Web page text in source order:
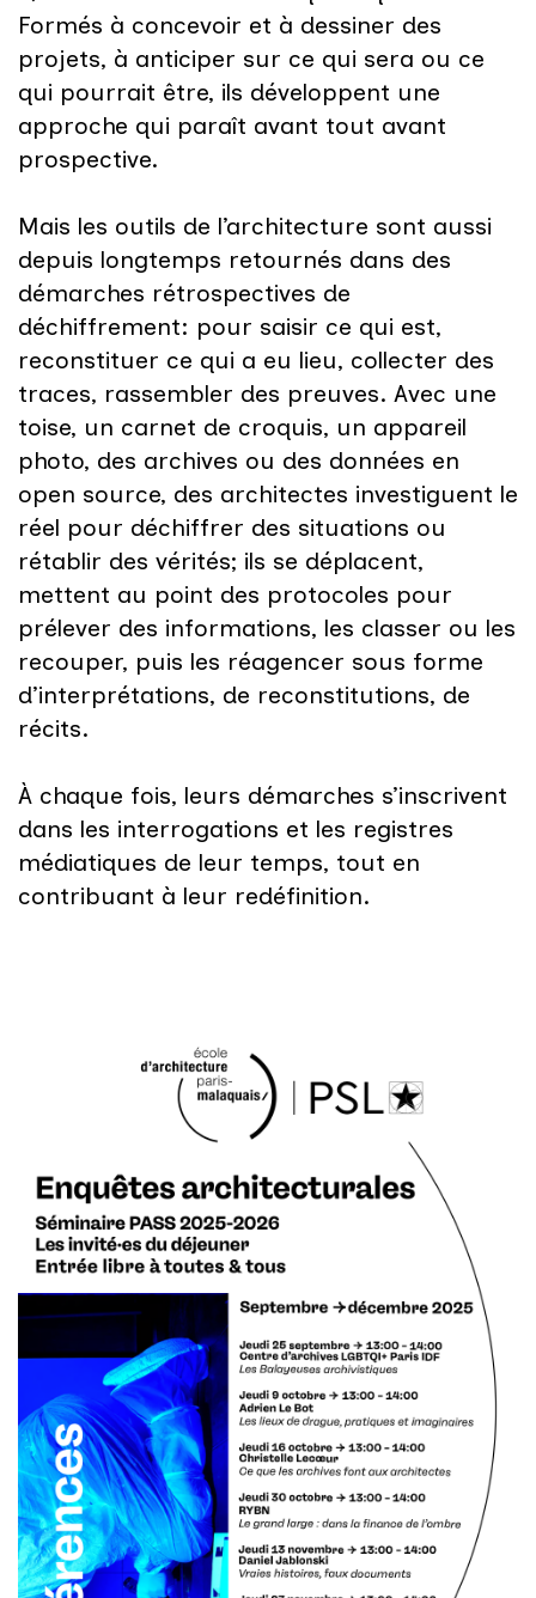
Formés à concevoir et à dessiner des
projets, à anticiper sur ce qui sera ou ce
qui pourrait être, ils développent une
approche qui paraît avant tout avant
prospective.
Mais les outils de l’architecture sont aussi
depuis longtemps retournés dans des
démarches rétrospectives de
déchiffrement: pour saisir ce qui est,
reconstituer ce qui a eu lieu, collecter des
traces, rassembler des preuves. Avec une
toise, un carnet de croquis, un appareil
photo, des archives ou des données en
open source, des architectes investiguent le
réel pour déchiffrer des situations ou
rétablir des vérités; ils se déplacent,
mettent au point des protocoles pour
prélever des informations, les classer ou les
recouper, puis les réagencer sous forme
d’interprétations, de reconstitutions, de
récits.
À chaque fois, leurs démarches s’inscrivent
dans les interrogations et les registres
médiatiques de leur temps, tout en
contribuant à leur redéfinition.